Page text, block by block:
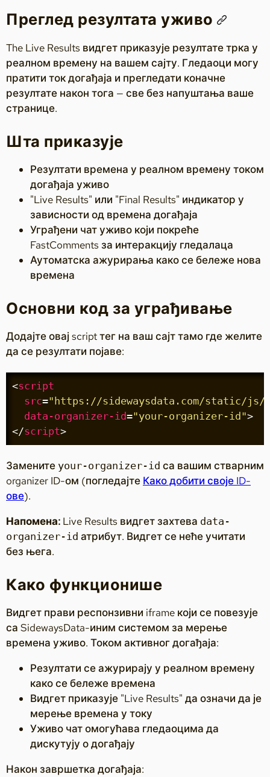
Преглед резултата уживо
The Live Results видгет приказује резултате трка у
реалном времену на вашем сајту. Гледаоци могу
пратити ток догађаја и прегледати коначне
резултате након тога — све без напуштања ваше
странице.
Шта приказује
Резултати времена у реалном времену током
догађаја уживо
"Live Results" или "Final Results" индикатор у
зависности од времена догађаја
Уграђени чат уживо који покреће
FastComments за интеракцију гледалаца
Аутоматска ажурирања како се бележе нова
времена
Основни код за уграђивање
Додајте овај script тег на ваш сајт тамо где желите
да се резултати појаве:
<script
src="https://sidewaysdata.com/static/js/
data-organizer-id="your-organizer-id">
</script>
Замените your-organizer-id са вашим стварним
organizer ID-ом (погледајте Како добити своје ID-
ове).
Напомена: Live Results видгет захтева data-
organizer-id атрибут. Видгет се неће учитати
без њега.
Како функционише
Видгет прави респонзивни iframe који се повезује
са SidewaysData-иним системом за мерење
времена уживо. Током активног догађаја:
Резултати се ажурирају у реалном времену
како се бележе времена
Видгет приказује "Live Results" да означи да је
мерење времена у току
Уживо чат омогућава гледаоцима да
дискутују о догађају
Након завршетка догађаја: